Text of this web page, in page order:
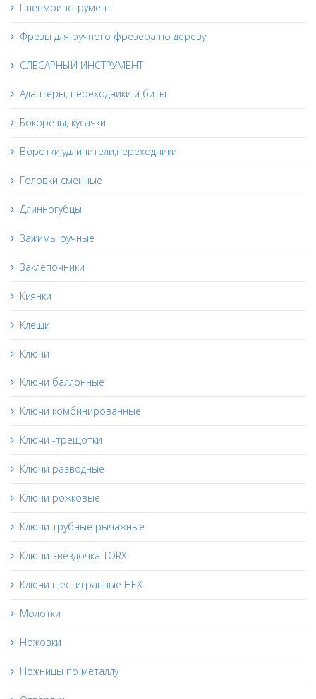
Пневмоинструмент
Фрезы для ручного фрезера по дереву
СЛЕСАРНЫЙ ИНСТРУМЕНТ
Адаптеры, переходники и биты
Бокорезы, кусачки
Воротки,удлинители,переходники
Головки сменные
Длинногубцы
Зажимы ручные
Заклёпочники
Киянки
Клещи
Ключи
Ключи баллонные
Ключи комбинированные
Ключи -трещотки
Ключи разводные
Ключи рожковые
Ключи трубные рычажные
Ключи звёздочка TORX
Ключи шестигранные HEX
Молотки
Ножовки
Ножницы по металлу